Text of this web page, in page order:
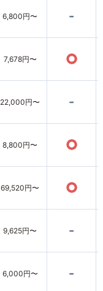
6,800円〜 -
7,678円〜 ○
22,000円〜 -
8,800円〜 ○
69,520円〜 ○
9,625円〜 -
6,000円〜 -